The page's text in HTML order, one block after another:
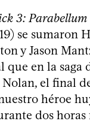
3: Parabellum
se sumaron
y Jason
que en la saga
el final
héroe
dos horas